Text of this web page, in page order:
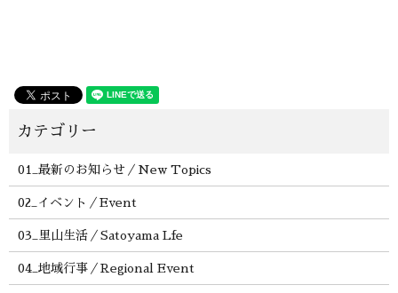
01_最新のお知らせ／New Topics
02_イベント／Event
03_里山生活／Satoyama Lfe
04_地域行事／Regional Event